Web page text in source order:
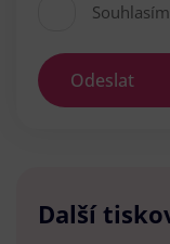
Odeslat
Další